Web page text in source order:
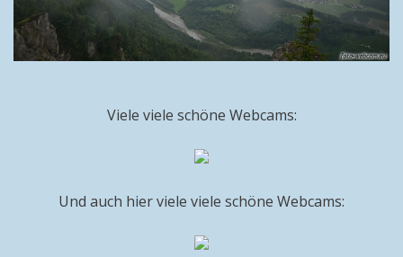
Viele viele schöne Webcams:
Und auch hier viele viele schöne Webcams: